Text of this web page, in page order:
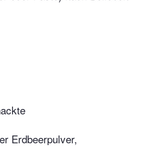
Erdbeerpulver,